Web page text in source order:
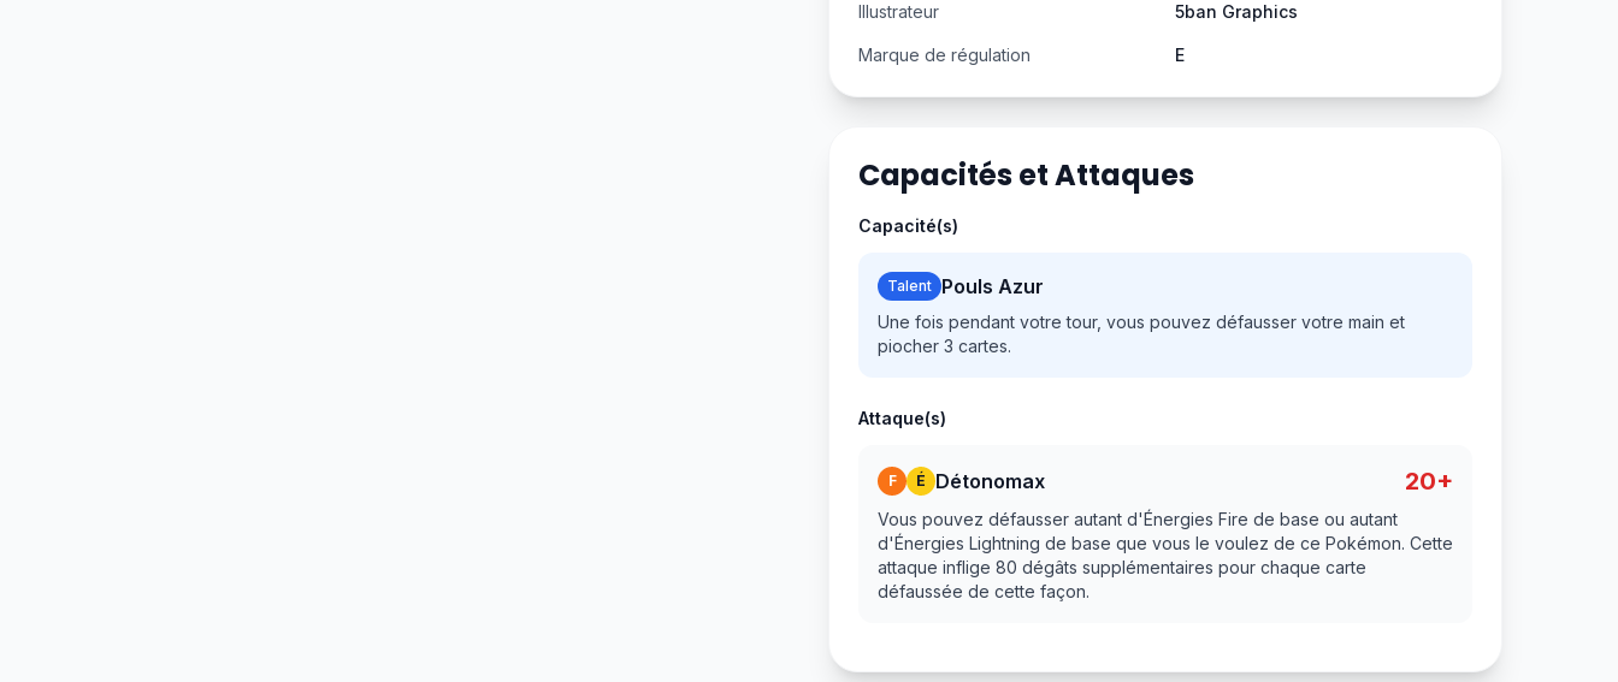
Illustrateur 5ban Graphics
Marque de régulation E
Capacités et Attaques
Capacité(s)
Talent Pouls Azur
Une fois pendant votre tour, vous pouvez défausser votre main et
piocher 3 cartes.
Attaque(s)
F É Détonomax 20+
Vous pouvez défausser autant d'Énergies Fire de base ou autant
d'Énergies Lightning de base que vous le voulez de ce Pokémon. Cette
attaque inflige 80 dégâts supplémentaires pour chaque carte
défaussée de cette façon.